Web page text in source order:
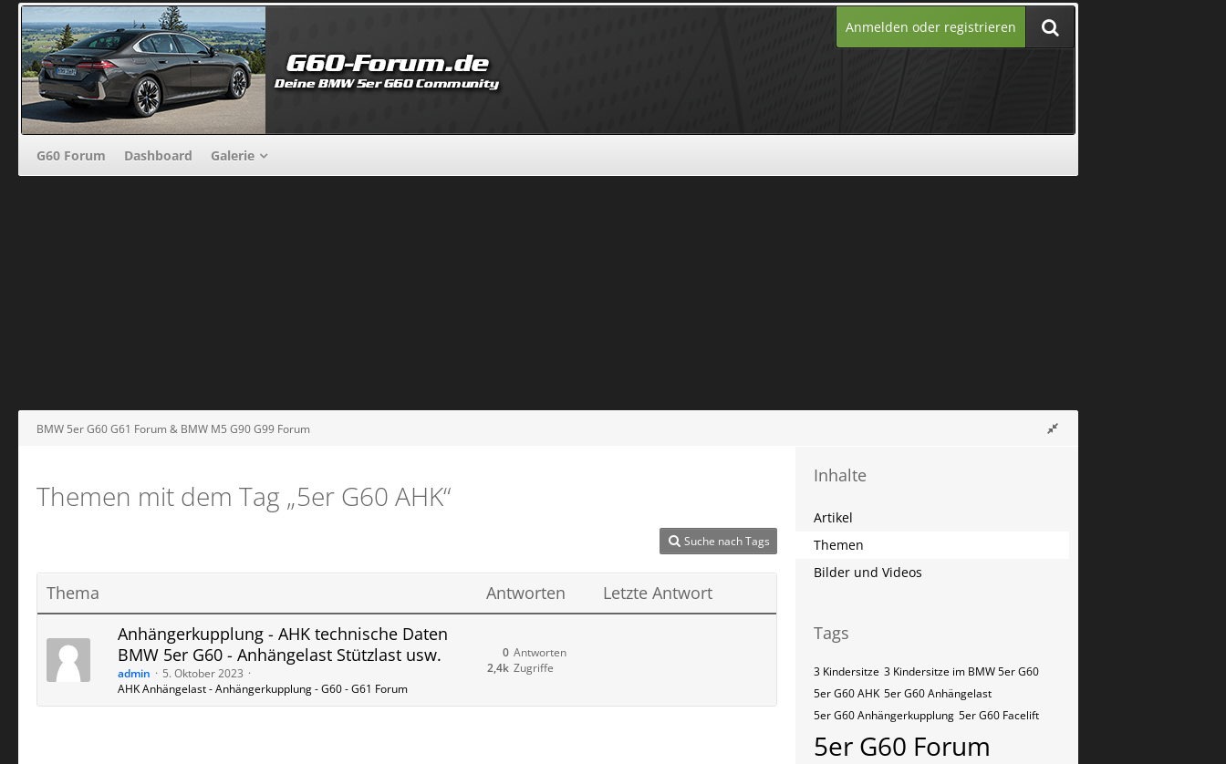
Anmelden oder registrieren
G60 Forum Dashboard Galerie
BMW 5er G60 G61 Forum & BMW M5 G90 G99 Forum
Themen mit dem Tag „5er G60 AHK“
Suche nach Tags
Thema Antworten
Letzte Antwort
Anhängerkupplung - AHK technische Daten
BMW 5er G60 - Anhängelast Stützlast usw.
admin
5. Oktober 2023
AHK Anhängelast - Anhängerkupplung - G60 - G61 Forum
Antworten
0
Zugriffe
2,4k
Inhalte
Artikel
Themen
Bilder und Videos
Tags
3 Kindersitze 3 Kindersitze im BMW 5er G60
5er G60 AHK 5er G60 Anhängelast
5er G60 Anhängerkupplung 5er G60 Facelift
5er G60 Forum